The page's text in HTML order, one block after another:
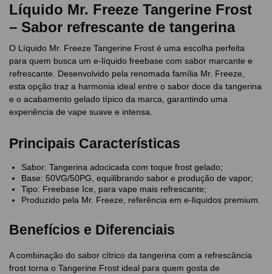
Líquido Mr. Freeze Tangerine Frost
– Sabor refrescante de tangerina
O Líquido Mr. Freeze Tangerine Frost é uma escolha perfeita
para quem busca um e-líquido freebase com sabor marcante e
refrescante. Desenvolvido pela renomada família Mr. Freeze,
esta opção traz a harmonia ideal entre o sabor doce da tangerina
e o acabamento gelado típico da marca, garantindo uma
experiência de vape suave e intensa.
Principais Características
Sabor: Tangerina adocicada com toque frost gelado;
Base: 50VG/50PG, equilibrando sabor e produção de vapor;
Tipo: Freebase Ice, para vape mais refrescante;
Produzido pela Mr. Freeze, referência em e-líquidos premium.
Benefícios e Diferenciais
A combinação do sabor cítrico da tangerina com a refrescância
frost torna o Tangerine Frost ideal para quem gosta de